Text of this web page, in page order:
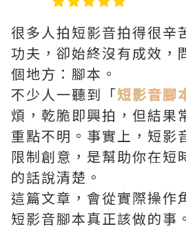
很多人拍短影音拍得很辛
功夫，卻始終沒有成效，
個地方：腳本。
不少人一聽到「短影音腳
煩，乾脆即興拍，但結果
重點不明。事實上，短影
限制創意，是幫助你在短
的話說清楚。
這篇文章，會從實際操作
短影音腳本真正該做的事。